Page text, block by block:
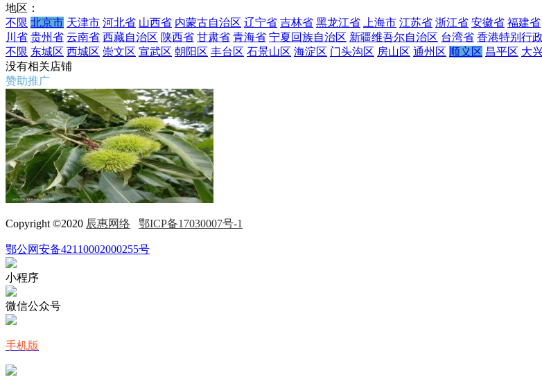
地区：
不限 北京市 天津市 河北省 山西省 内蒙古自治区 辽宁省 吉林省 黑龙江省 上海市 江苏省 浙江省 安徽省 福建省
川省 贵州省 云南省 西藏自治区 陕西省 甘肃省 青海省 宁夏回族自治区 新疆维吾尔自治区 台湾省 香港特别行
不限 东城区 西城区 崇文区 宣武区 朝阳区 丰台区 石景山区 海淀区 门头沟区 房山区 通州区 顺义区 昌平区 大
没有相关店铺
赞助推广
Copyright ©2020 辰惠网络 鄂ICP备17030007号-1
鄂公网安备42110002000255号
小程序
微信公众号
手机版